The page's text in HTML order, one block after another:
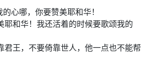
心哪，你要赞美耶和华！
耶和华！我还活着的时候要歌颂我的
君王，不要倚靠世人，他一点也不能帮